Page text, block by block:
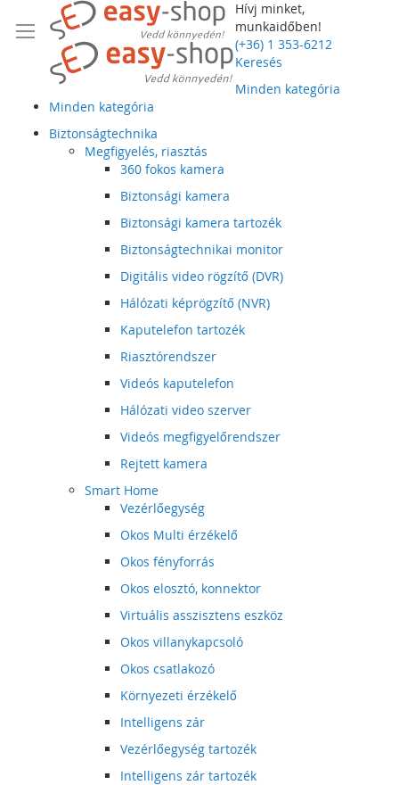
Hívj minket,
munkaidőben!
(+36) 1 353-6212
Keresés
Minden kategória
Minden kategória
Biztonságtechnika
Megfigyelés, riasztás
360 fokos kamera
Biztonsági kamera
Biztonsági kamera tartozék
Biztonságtechnikai monitor
Digitális video rögzítő (DVR)
Hálózati képrögzítő (NVR)
Kaputelefon tartozék
Riasztórendszer
Videós kaputelefon
Hálózati video szerver
Videós megfigyelőrendszer
Rejtett kamera
Smart Home
Vezérlőegység
Okos Multi érzékelő
Okos fényforrás
Okos elosztó, konnektor
Virtuális asszisztens eszköz
Okos villanykapcsoló
Okos csatlakozó
Környezeti érzékelő
Intelligens zár
Vezérlőegység tartozék
Intelligens zár tartozék